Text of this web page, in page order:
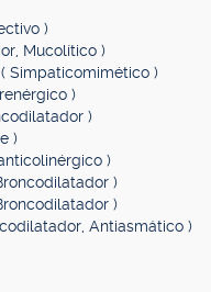
)
Mucolítico )
( Simpaticomimético )
)
)
)
)
)
)
Antiasmático )